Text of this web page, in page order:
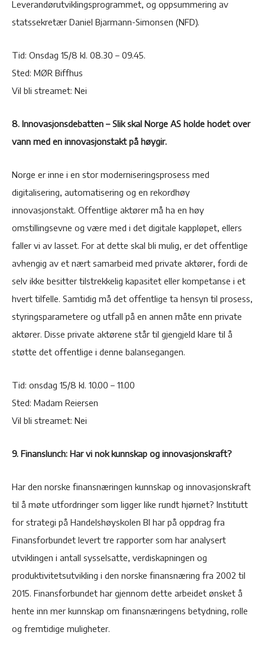
Leverandørutviklingsprogrammet, og oppsummering av
statssekretær Daniel Bjarmann-Simonsen (NFD).
Tid: Onsdag 15/8 kl. 08.30 – 09.45.
Sted: MØR Biffhus
Vil bli streamet: Nei
8. Innovasjonsdebatten – Slik skal Norge AS holde hodet over
vann med en innovasjonstakt på høygir.
Norge er inne i en stor moderniseringsprosess med
digitalisering, automatisering og en rekordhøy
innovasjonstakt. Offentlige aktører må ha en høy
omstillingsevne og være med i det digitale kappløpet, ellers
faller vi av lasset. For at dette skal bli mulig, er det offentlige
avhengig av et nært samarbeid med private aktører, fordi de
selv ikke besitter tilstrekkelig kapasitet eller kompetanse i et
hvert tilfelle. Samtidig må det offentlige ta hensyn til prosess,
styringsparametere og utfall på en annen måte enn private
aktører. Disse private aktørene står til gjengjeld klare til å
støtte det offentlige i denne balansegangen.
Tid: onsdag 15/8 kl. 10.00 – 11.00
Sted: Madam Reiersen
Vil bli streamet: Nei
9. Finanslunch: Har vi nok kunnskap og innovasjonskraft?
Har den norske finansnæringen kunnskap og innovasjonskraft
til å møte utfordringer som ligger like rundt hjørnet? Institutt
for strategi på Handelshøyskolen BI har på oppdrag fra
Finansforbundet levert tre rapporter som har analysert
utviklingen i antall sysselsatte, verdiskapningen og
produktivitetsutvikling i den norske finansnæring fra 2002 til
2015. Finansforbundet har gjennom dette arbeidet ønsket å
hente inn mer kunnskap om finansnæringens betydning, rolle
og fremtidige muligheter.